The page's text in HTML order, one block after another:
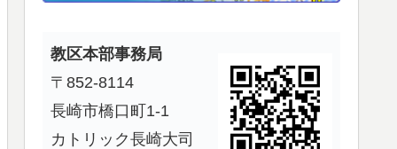
教区本部事務局
〒852-8114
長崎市橋口町1-1
カトリック長崎大司